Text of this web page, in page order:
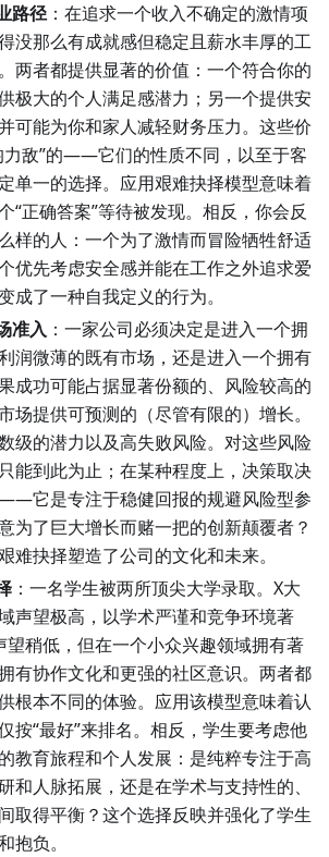
路径：在追求一个收入不确定的激情项
没那么有成就感但稳定且薪水丰厚的工
两者都提供显著的价值：一个符合你的
极大的个人满足感潜力；另一个提供安
可能为你和家人减轻财务压力。这些价
力敌”的——它们的性质不同，以至于客
单一的选择。应用艰难抉择模型意味着
“正确答案”等待被发现。相反，你会反
样的人：一个为了激情而冒险牺牲舒适
优先考虑安全感并能在工作之外追求爱
成了一种自我定义的行为。
准入 ：一家公司必须决定是进入一个拥
润微薄的既有市场，还是进入一个拥有
成功可能占据显著份额的、风险较高的
场提供可预测的（尽管有限的）增长。
级的潜力以及高失败风险。对这些风险
能到此为止；在某种程度上，决策取决
它是专注于稳健回报的规避风险型参
为了巨大增长而赌一把的创新颠覆者？
难抉择塑造了公司的文化和未来。
：一名学生被两所顶尖大学录取。X大
声望极高，以学术严谨和竞争环境著
望稍低，但在一个小众兴趣领域拥有著
有协作文化和更强的社区意识。两者都
根本不同的体验。应用该模型意味着认
按“最好”来排名。相反，学生要考虑他
教育旅程和个人发展：是纯粹专注于高
和人脉拓展，还是在学术与支持性的、
取得平衡？这个选择反映并强化了学生
抱负。